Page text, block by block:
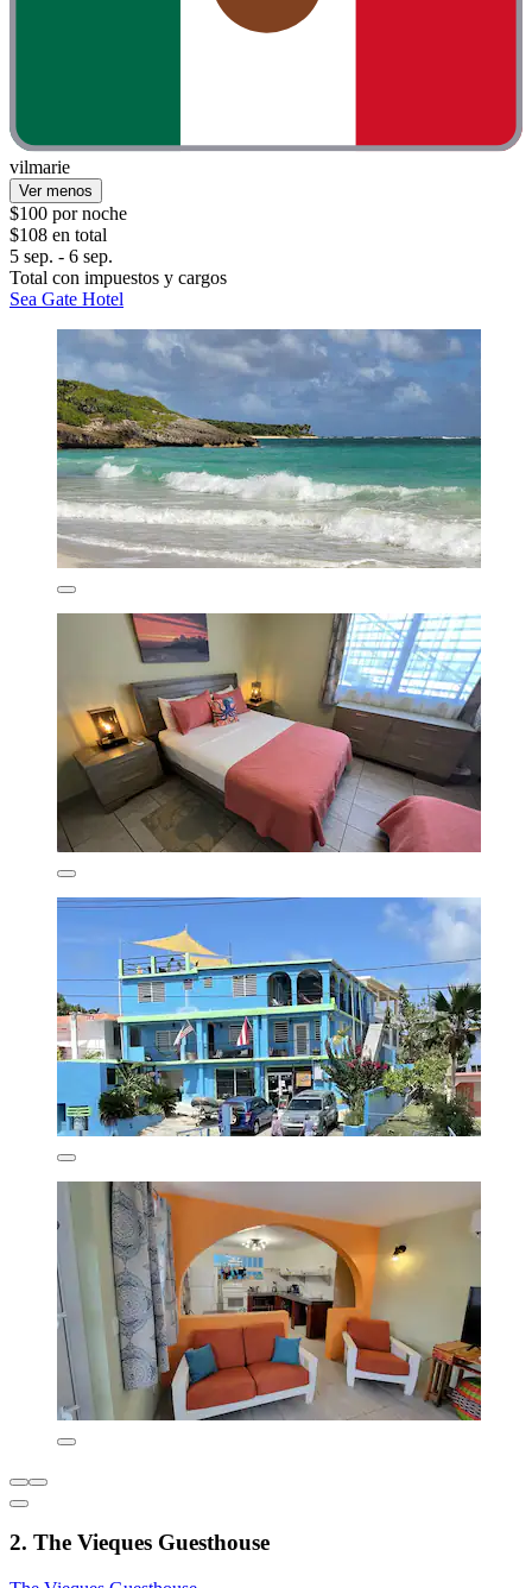
vilmarie
Ver menos
$100 por noche
$108 en total
5 sep. - 6 sep.
Total con impuestos y cargos
Sea Gate Hotel
2. The Vieques Guesthouse